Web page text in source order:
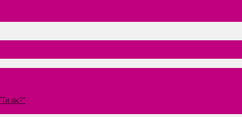
як?”